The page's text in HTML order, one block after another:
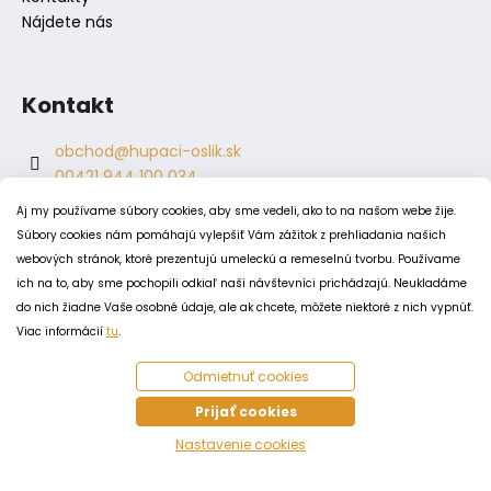
Aj my používame súbory cookies, aby sme vedeli, ako to na našom webe žije.
Súbory cookies nám pomáhajú vylepšiť Vám zážitok z prehliadania našich
webových stránok, ktoré prezentujú umeleckú a remeselnú tvorbu. Používame
ich na to, aby sme pochopili odkiaľ naši návštevníci prichádzajú. Neukladáme
do nich žiadne Vaše osobné údaje, ale ak chcete, môžete niektoré z nich vypnúť.
Viac informácií tu.
Odmietnuť cookies
Prijať cookies
Nastavenie cookies
Nájdete nás
Kontakt
obchod@hupaci-oslik.sk
00421 944 100 034
00421 944 904 704
hupaci.oslik
dagmar.juricova
PODMIENKY
Obchodné podmienky
Odstúpenie od zmluvy
Zásady spracovania a ochrany osobných údajov
Zásady používania súborov cookie